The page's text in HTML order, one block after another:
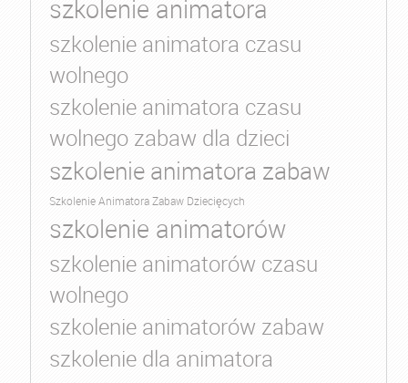
szkolenie animatora
szkolenie animatora czasu
wolnego
szkolenie animatora czasu
wolnego zabaw dla dzieci
szkolenie animatora zabaw
Szkolenie Animatora Zabaw Dziecięcych
szkolenie animatorów
szkolenie animatorów czasu
wolnego
szkolenie animatorów zabaw
szkolenie dla animatora